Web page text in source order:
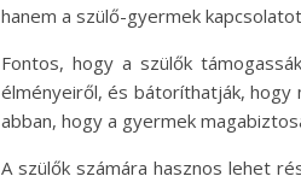
hanem a szülő-gyermek
Fontos, hogy a szülők
élményeiről, és bátoríthatják,
abban, hogy a gyermek
A szülők számára hasznos lehet